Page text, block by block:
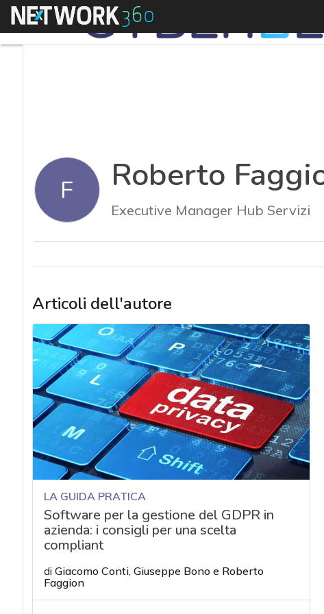
Menu
F Roberto
Executive Manager Hub Servizi
Articoli dell'autore
LA GUIDA PRATICA
Software per la gestione del GDPR in
azienda: i consigli per una scelta
compliant
di Giacomo Conti, Giuseppe Bono e Roberto
Faggion